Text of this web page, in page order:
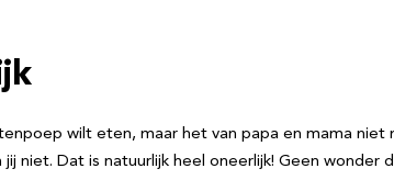
wilt eten, maar het van papa en mama
niet. Dat is natuurlijk heel oneerlijk! Geen